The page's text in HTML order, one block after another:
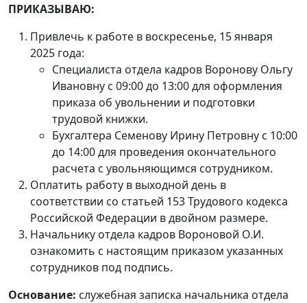
ПРИКАЗЫВАЮ:
Привлечь к работе в воскресенье, 15 января
2025 года:
Специалиста отдела кадров Воронову Ольгу
Ивановну с 09:00 до 13:00 для оформления
приказа об увольнении и подготовки
трудовой книжки.
Бухгалтера Семенову Ирину Петровну с 10:00
до 14:00 для проведения окончательного
расчета с увольняющимся сотрудником.
Оплатить работу в выходной день в
соответствии со статьей 153 Трудового кодекса
Российской Федерации в двойном размере.
Начальнику отдела кадров Вороновой О.И.
ознакомить с настоящим приказом указанных
сотрудников под подпись.
Основание: служебная записка начальника отдела